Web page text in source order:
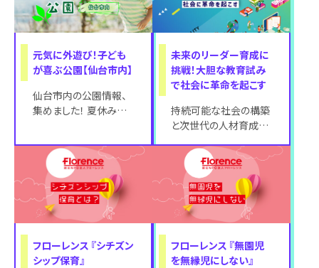
元気に外遊び！子ども
が喜ぶ公園【仙台市内】
仙台市内の公園情報、
集めました！ 夏休みに
れた公園へお弁
未来のリーダー育成に
挑戦！大胆な教育試み
で社会に革命を起こす
持続可能な社会の構築
と次世代の人材育成に
株式会社洒落が、約1ヶ
月間「こどものイ
フローレンス 『シチズン
シップ保育』
フローレンス 『無園児
を無縁児にしない』